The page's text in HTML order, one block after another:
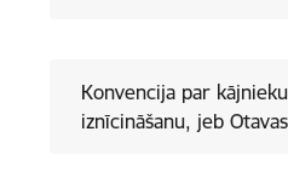
Konvencija par
iznīcināšanu, jeb